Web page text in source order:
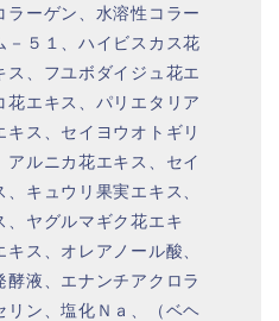
ーゲン、水溶性コラー
－５１、ハイビスカス花
ス、フユボダイジュ花エ
花エキス、パリエタリア
ス、セイヨウオトギリ
アルニカ花エキス、セイ
キュウリ果実エキス、
、ヤグルマギク花エキ
ス、オレアノール酸、
液、エナンチアクロラ
リン、塩化Ｎａ、（ベヘ